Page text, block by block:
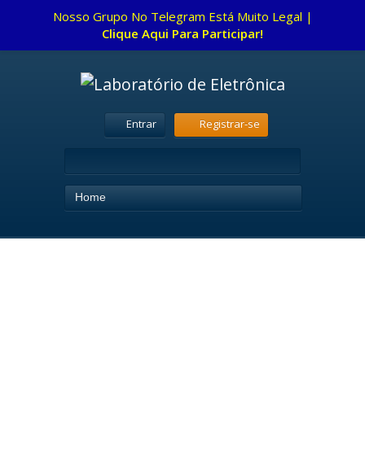
Entrar Registrar-se
Home
Nosso Grupo No Telegram Está Muito Legal |
Clique Aqui Para Participar!